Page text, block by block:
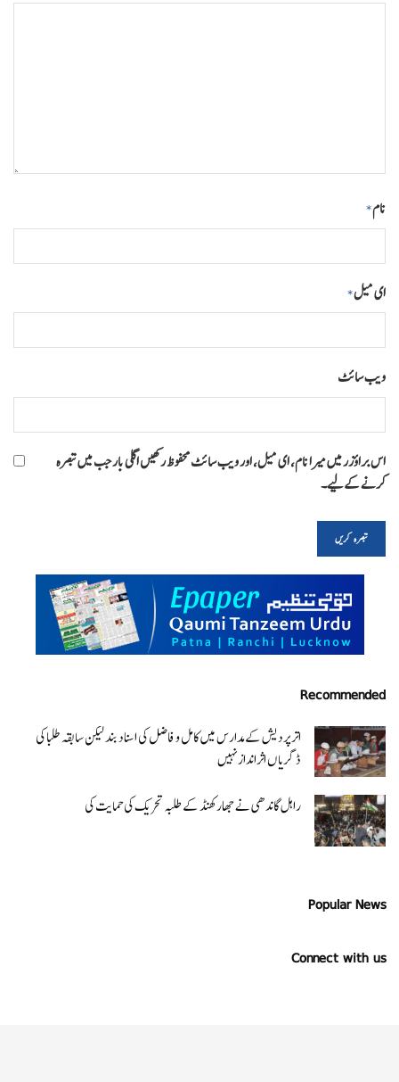
نام*
ای میل*
ویب‌ سائٹ
اس براؤزر میں میرا نام، ای میل، اور ویب سائٹ محفوظ رکھیں اگلی بار جب میں تبصرہ
کرنے کےلیے۔
Recommended
اتر پردیش کےمدارس میں کامل و فاضل کی اسناد بند لیکن سابقہ طلبا کی
ڈگریا ں اثرانداز نہیں
راہل گاندھی نے جھارکھنڈ کے طلبہ تحریک کی حمایت کی
Popular News
Connect with us